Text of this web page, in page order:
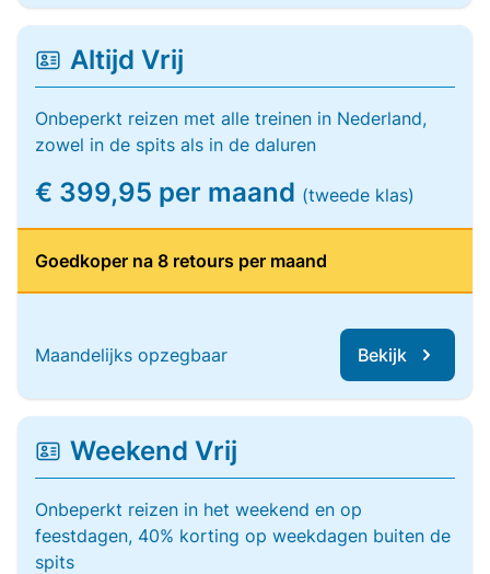
Altijd Vrij
Onbeperkt reizen met alle treinen in Nederland,
zowel in de spits als in de daluren
€ 399,95 per maand (tweede klas)
Goedkoper na 8 retours per maand
Maandelijks opzegbaar Bekijk
Weekend Vrij
Onbeperkt reizen in het weekend en op
feestdagen, 40% korting op weekdagen buiten de
spits